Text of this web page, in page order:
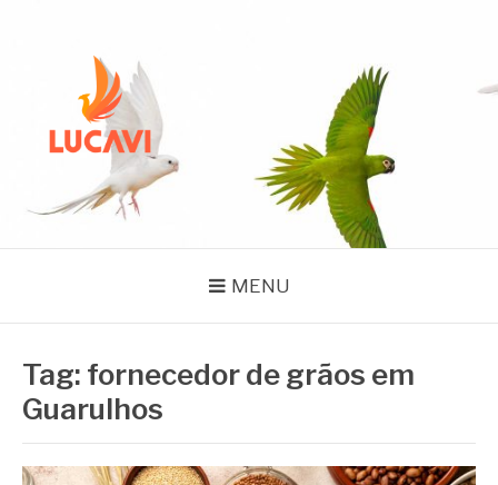
BLOG LUCAVI
SEMENTES
MENU
Tag: fornecedor de grãos em
Guarulhos